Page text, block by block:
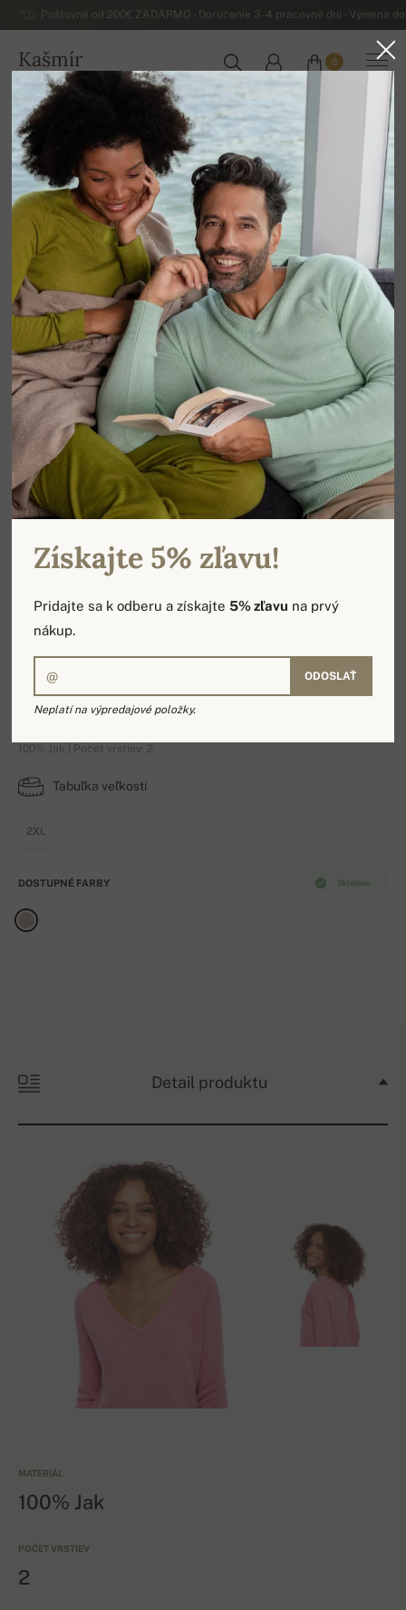
Poštovné od 200€ ZADARMO - Doručenie 3-4 pracovné dni - Výmena
Kašmír
SLOVENSKO
0
Domov Dámske svetre
Weywey SALE
100% Jak | Počet vrstiev: 2
Tabuľka veľkostí
2XL
Skladom
DOSTUPNÉ FARBY
Detail produktu
MATERIÁL
100% Jak
POČET VRSTIEV
2
Získajte 5% zľavu!
Pridajte sa k odberu a získajte5% zľavu na prvý
nákup.
ODOSLAŤ
Neplatí na výpredajové položky.